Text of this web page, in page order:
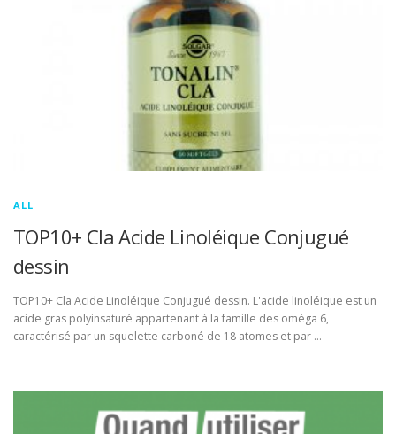
ALL
TOP10+ Cla Acide Linoléique Conjugué
dessin
TOP10+ Cla Acide Linoléique Conjugué dessin. L'acide linoléique est un
acide gras polyinsaturé appartenant à la famille des oméga 6,
caractérisé par un squelette carboné de 18 atomes et par …